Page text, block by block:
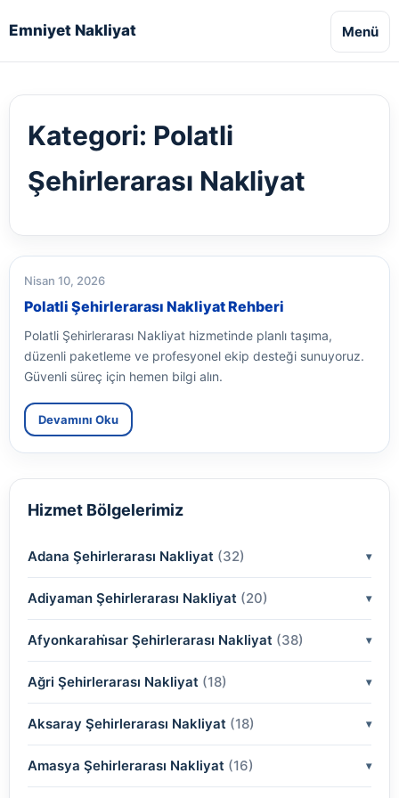
Emniyet Nakliyat Menü
Kategori: Polatli
Şehirlerarası Nakliyat
Nisan 10, 2026
Polatli Şehirlerarası Nakliyat Rehberi
Polatli Şehirlerarası Nakliyat hizmetinde planlı taşıma,
düzenli paketleme ve profesyonel ekip desteği sunuyoruz.
Güvenli süreç için hemen bilgi alın.
Devamını Oku
Hizmet Bölgelerimiz
Adana Şehirlerarası Nakliyat (32)
(2)
(2)
(2)
(2)
(2)
Adiyaman Şehirlerarası Nakliyat (20)
(2)
(2)
(2)
(2)
Afyonkarahi̇sar Şehirlerarası Nakliyat (38)
(2)
(2)
(2)
Ağri Şehirlerarası Nakliyat (18)
(2)
(2)
Aksaray Şehirlerarası Nakliyat (18)
(2)
Amasya Şehirlerarası Nakliyat (16)